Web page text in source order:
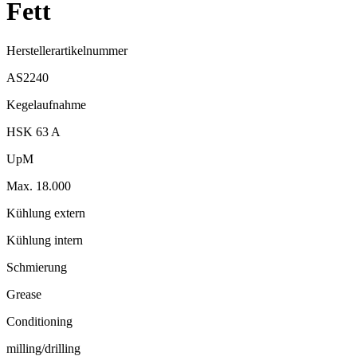
Fett
Herstellerartikelnummer
AS2240
Kegelaufnahme
HSK 63 A
UpM
Max. 18.000
Kühlung extern
Kühlung intern
Schmierung
Grease
Conditioning
milling/drilling